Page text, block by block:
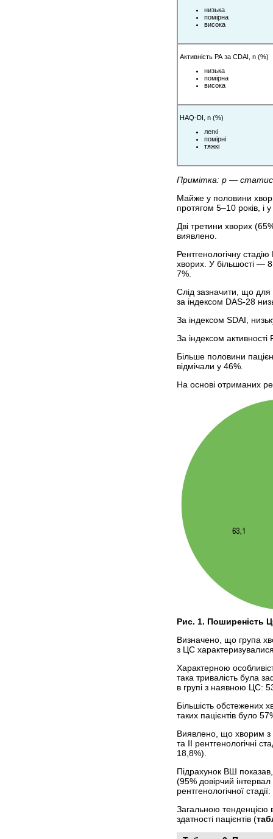
низька
помірна
висока
Активність РА за CDAI, n (%)
низька
помірна
висока
HAQ-DI, n (%)
легкі
помірні
тяжкі
Примітка: р —
Майже у половини
протягом 5–10 років, і
Дві третини хворих
виявлено.
Рентгенологічну
хворих. У більшості —
7%.
Слід зазначити, що для
за індексом DAS-28
За індексом SDAI,
За індексом
Більше половини
відмічали у 46%.
На основі отриманих
Рис. 1. Поширеність
Визначено, що група
з ЦС
Характерною
така тривалість була
в групі з наявною ЦС:
Більшість обстежених
таких пацієнтів було
Виявлено, що хворим з
та ІІ рентгенологічні
18,8%).
Підрахунок ВШ
(95% довірчий
рентгенологічної
Загальною тенденцією
здатності пацієнтів (